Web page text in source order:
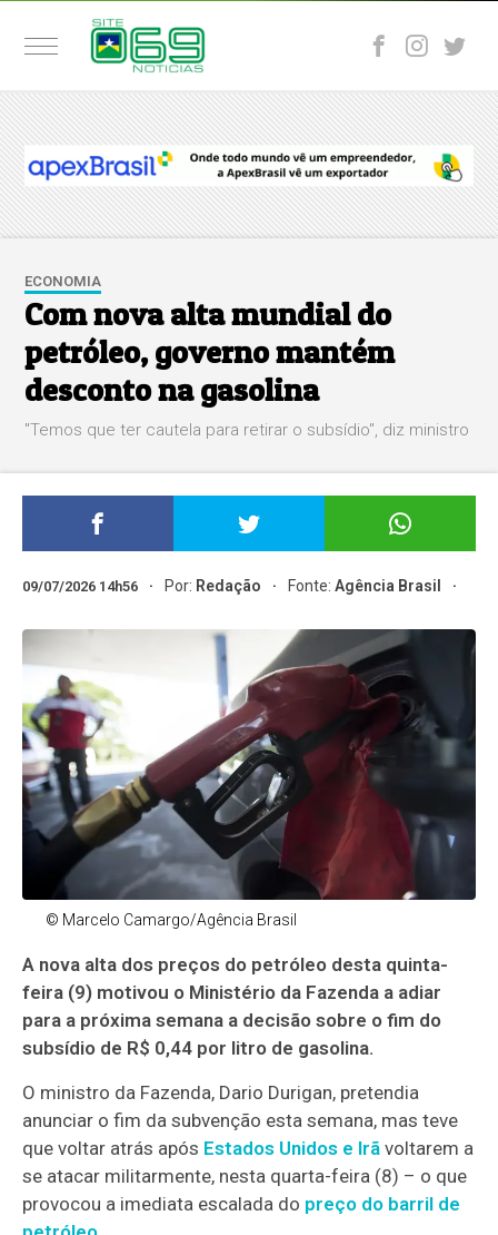
ECONOMIA
Com nova alta mundial do
petróleo, governo mantém
desconto na gasolina
"Temos que ter cautela para retirar o subsídio", diz ministro
09/07/2026 14h56 Por: Redação Fonte:Agência Brasil
© Marcelo Camargo/Agência Brasil
A nova alta dos preços do petróleo desta quinta-
feira (9) motivou o Ministério da Fazenda a adiar
para a próxima semana a decisão sobre o fim do
subsídio de R$ 0,44 por litro de gasolina.
O ministro da Fazenda, Dario Durigan, pretendia
anunciar o fim da subvenção esta semana, mas teve
que voltar atrás após Estados Unidos e Irã voltarem a
se atacar militarmente, nesta quarta-feira (8) – o que
provocou a imediata escalada do preço do barril de